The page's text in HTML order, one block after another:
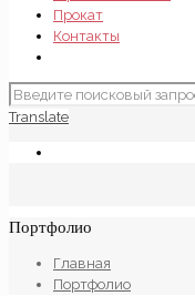
Прокат
Контакты
Translate
Портфолио
Главная
Портфолио